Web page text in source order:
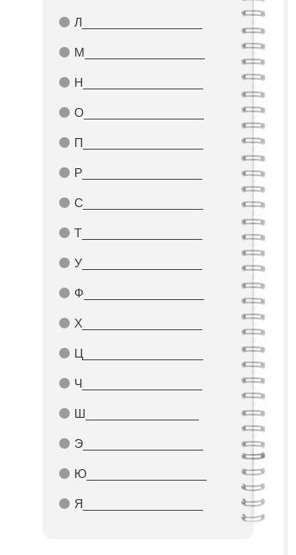
⚫ Л_________________
⚫ М_________________
⚫ Н_________________
⚫ О_________________
⚫ П_________________
⚫ Р_________________
⚫ С_________________
⚫ Т_________________
⚫ У_________________
⚫ Ф_________________
⚫ Х_________________
⚫ Ц_________________
⚫ Ч_________________
⚫ Ш________________
⚫ Э_________________
⚫ Ю_________________
⚫ Я_________________